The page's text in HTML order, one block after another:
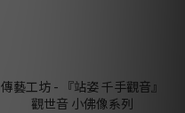
傳藝工坊 - 『站姿 千手觀音』
觀世音 小佛像系列